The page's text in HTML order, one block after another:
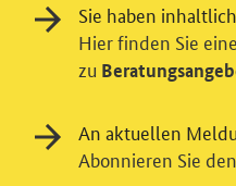
Einwilligung in
Videodienst
Sie haben
Hier finden Sie
zu
An aktuellen
Abonnieren Sie den